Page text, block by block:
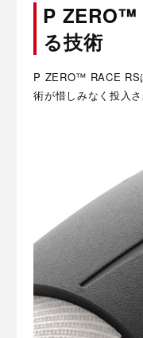
P ZERO™
る技術
P ZERO™ RACE RS
術が惜しみなく投入さ